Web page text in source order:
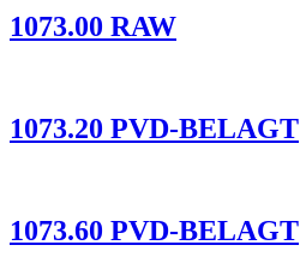
1073.00 RAW
1073.20 PVD-BELAGT
1073.60 PVD-BELAGT